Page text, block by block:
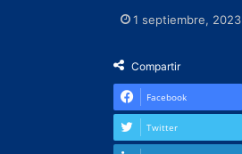
1 septiembre, 2023
Compartir
Facebook
Twitter